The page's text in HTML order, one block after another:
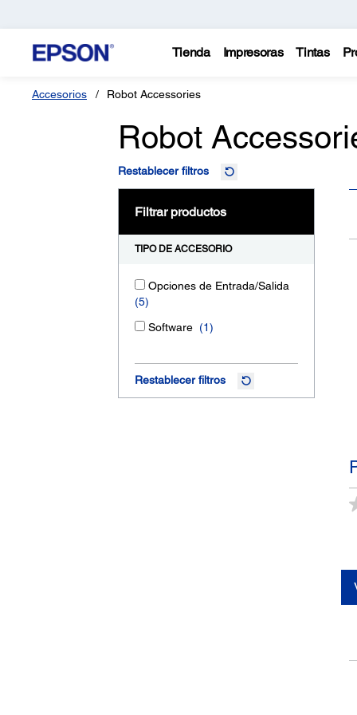
Tienda Impresoras Tintas
Accesorios Robot Accessories
Robot
Restablecer filtros
Filtrar productos
TIPO DE ACCESORIO
Opciones de Entrada/Salida
(5)
Software (1)
Restablecer filtros